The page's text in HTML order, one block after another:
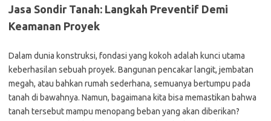
Jasa Sondir Tanah: Langkah Preventif Demi
Keamanan Proyek
Dalam dunia konstruksi, fondasi yang kokoh adalah kunci utama
keberhasilan sebuah proyek. Bangunan pencakar langit, jembatan
megah, atau bahkan rumah sederhana, semuanya bertumpu pada
tanah di bawahnya. Namun, bagaimana kita bisa memastikan bahwa
tanah tersebut mampu menopang beban yang akan diberikan?